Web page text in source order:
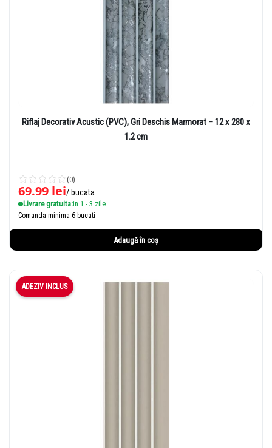
Riflaj Decorativ Acustic (PVC), Gri Deschis Marmorat – 12 x 280 x
1.2 cm
(0)
69.99 lei/ bucata
Livrare gratuita:in 1 - 3 zile
Comanda minima 6 bucati
Adaugă în coș
ADEZIV INCLUS